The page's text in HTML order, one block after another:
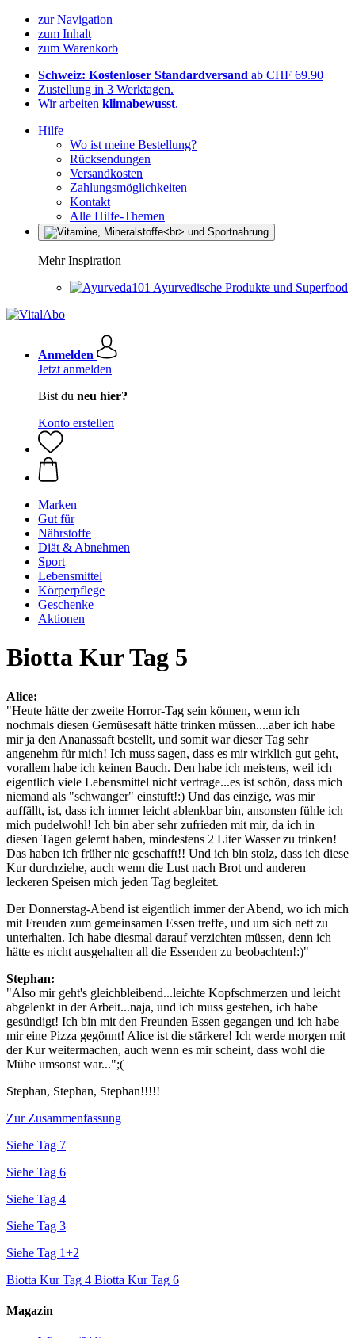
zur Navigation
zum Inhalt
zum Warenkorb
Schweiz: Kostenloser Standardversand ab CHF 69.90
Zustellung in 3 Werktagen.
Wir arbeiten klimabewusst.
Hilfe
Wo ist meine Bestellung?
Rücksendungen
Versandkosten
Zahlungsmöglichkeiten
Kontakt
Alle Hilfe-Themen
Mehr Inspiration
Ayurvedische Produkte und Superfood
Anmelden
Jetzt anmelden
Bist du neu hier?
Konto erstellen
Marken
Gut für
Nährstoffe
Diät & Abnehmen
Sport
Lebensmittel
Körperpflege
Geschenke
Aktionen
Biotta Kur Tag 5
Alice:
"Heute hätte der zweite Horror-Tag sein können, wenn ich
nochmals diesen Gemüsesaft hätte trinken müssen....aber ich habe
mir ja den Ananassaft bestellt, und somit war dieser Tag sehr
angenehm für mich! Ich muss sagen, dass es mir wirklich gut geht,
vorallem habe ich keinen Bauch. Den habe ich meistens, weil ich
eigentlich viele Lebensmittel nicht vertrage...es ist schön, dass mich
niemand als "schwanger" einstuft!:) Und das einzige, was mir
auffällt, ist, dass ich immer leicht ablenkbar bin, ansonsten fühle ich
mich pudelwohl! Ich bin aber sehr zufrieden mit mir, da ich in
diesen Tagen gelernt haben, mindestens 2 Liter Wasser zu trinken!
Das haben ich früher nie geschafft!! Und ich bin stolz, dass ich diese
Kur durchziehe, auch wenn die Lust nach Brot und anderen
leckeren Speisen mich jeden Tag begleitet.
Der Donnerstag-Abend ist eigentlich immer der Abend, wo ich mich
mit Freuden zum gemeinsamen Essen treffe, und um sich nett zu
unterhalten. Ich habe diesmal darauf verzichten müssen, denn ich
hätte es nicht ausgehalten all die Essenden zu beobachten!:)"
Stephan:
"Also mir geht's gleichbleibend...leichte Kopfschmerzen und leicht
abgelenkt in der Arbeit...naja, und ich muss gestehen, ich habe
gesündigt! Ich bin mit den Freunden Essen gegangen und ich habe
mir eine Pizza gegönnt! Alice ist die stärkere! Ich werde morgen mit
der Kur weitermachen, auch wenn es mir scheint, dass wohl die
Mühe umsonst war...";(
Stephan, Stephan, Stephan!!!!!
Zur Zusammenfassung
Siehe Tag 7
Siehe Tag 6
Siehe Tag 4
Siehe Tag 3
Siehe Tag 1+2
Biotta Kur Tag 4 Biotta Kur Tag 6
Magazin